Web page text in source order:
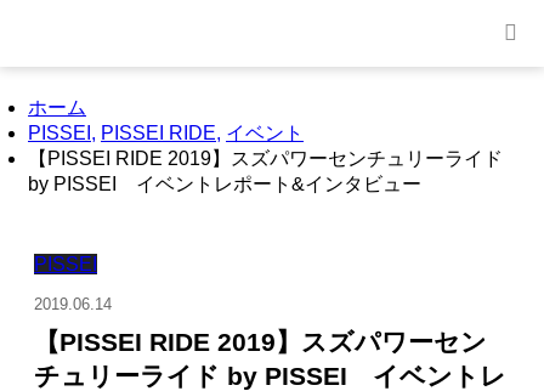
ホーム
PISSEI , PISSEI RIDE, イベント
【PISSEI RIDE 2019】スズパワーセンチュリーライド
by PISSEI イベントレポート&インタビュー
PISSEI
2019.06.14
【PISSEI RIDE 2019】スズパワーセン
チュリーライド by PISSEI イベントレ